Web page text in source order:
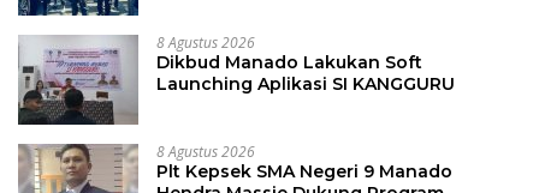
8 Agustus 2026
Dikbud Manado Lakukan Soft
Launching Aplikasi SI KANGGURU
8 Agustus 2026
Plt Kepsek SMA Negeri 9 Manado